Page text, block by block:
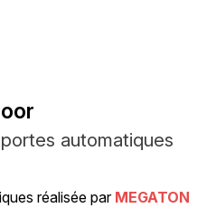
automatiques
réalisée par MEGATON